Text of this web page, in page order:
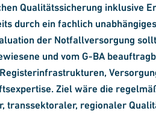
Qualitätssicherung inklusive
durch ein fachlich
der Notfallversorgung
und vom G-BA
Ziel wäre die
transsektoraler, regionaler